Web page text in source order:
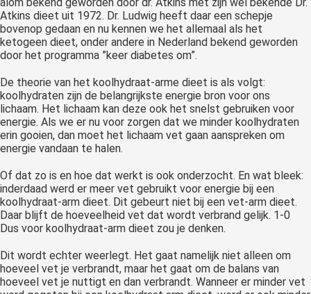
Atkins dieet uit 1972. Dr. Ludwig heeft daar een schepje
bovenop gedaan en nu kennen we het allemaal als het
ketogeen dieet, onder andere in Nederland bekend geworden
door het programma ”keer diabetes om”.
De theorie van het koolhydraat-arme dieet is als volgt:
koolhydraten zijn de belangrijkste energie bron voor ons
lichaam. Het lichaam kan deze ook het snelst gebruiken voor
energie. Als we er nu voor zorgen dat we minder koolhydraten
erin gooien, dan moet het lichaam vet gaan aanspreken om
energie vandaan te halen.
Of dat zo is en hoe dat werkt is ook onderzocht. En wat bleek:
inderdaad werd er meer vet gebruikt voor energie bij een
koolhydraat-arm dieet. Dit gebeurt niet bij een vet-arm dieet.
Daar blijft de hoeveelheid vet dat wordt verbrand gelijk. 1-0
Dus voor koolhydraat-arm dieet zou je denken.
Dit wordt echter weerlegt. Het gaat namelijk niet alleen om
hoeveel vet je verbrandt, maar het gaat om de balans van
hoeveel vet je nuttigt en dan verbrandt. Wanneer er minder vet